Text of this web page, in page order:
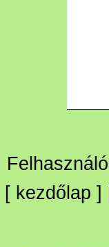
[ kezdőlap ]